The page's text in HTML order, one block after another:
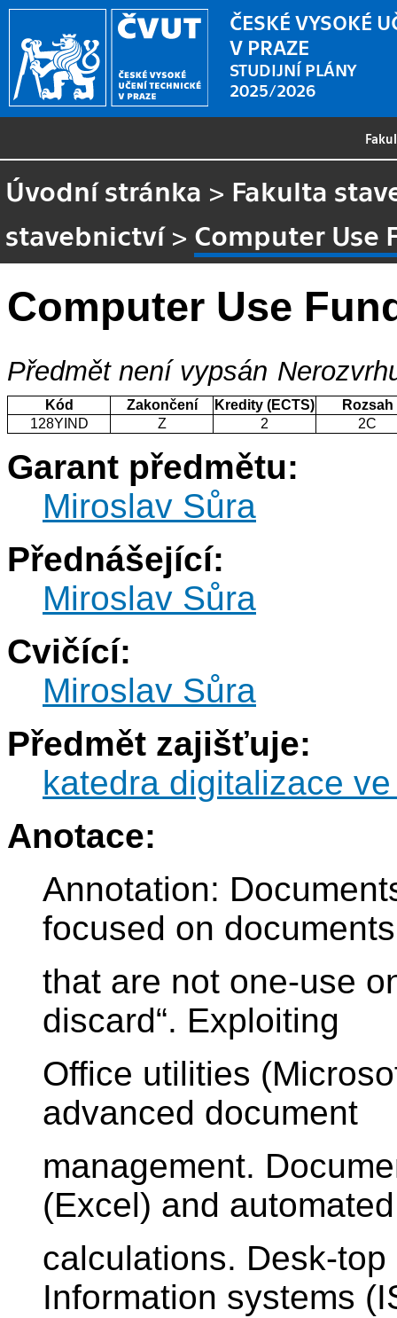
ČESKÉ VYSOKÉ
V PRAZE
STUDIJNÍ PLÁNY
2025/2026
Úvodní stránka > Fakulta
stavebnictví> Computer Use
Computer Use
Předmět není vypsán
Kód Zakončení Kredity (ECTS)
Rozsah
128YIND
Z 2 2C
Garant předmětu:
Miroslav Sůra
Přednášející:
Miroslav Sůra
Cvičící:
Miroslav Sůra
Předmět zajišťuje:
katedra digitalizace
Anotace:
Annotation:
focused on
that are not one-use
discard“. Exploiting
Office utilities
advanced document
management.
(Excel) and
calculations. Desk-
Information systems